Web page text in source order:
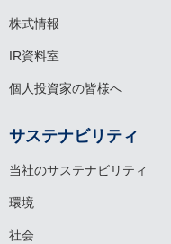
株式情報
IR資料室
個人投資家の皆様へ
サステナビリティ
当社のサステナビリティ
環境
社会